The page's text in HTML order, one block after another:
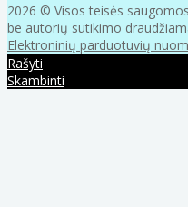
2026 © Visos teisės
be autorių sutikimo
Elektroninių parduotuvių
Rašyti
Skambinti